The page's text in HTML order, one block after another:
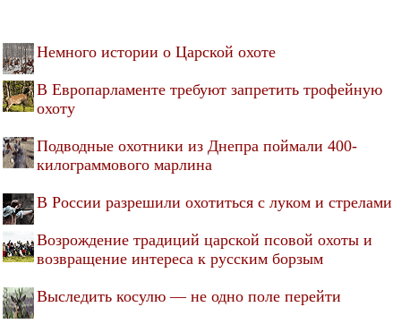
Немного истории о Царской охоте
В Европарламенте требуют запретить трофейную
охоту
Подводные охотники из Днепра поймали 400-
килограммового марлина
В России разрешили охотиться с луком и стрелами
Возрождение традиций царской псовой охоты и
возвращение интереса к русским борзым
Выследить косулю — не одно поле перейти